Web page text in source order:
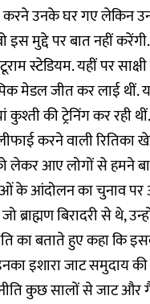
करने उनके घर गए लेकिन
इस मुद्दे पर बात नहीं करेंगी.
स्टेडियम. यहीं पर
मेडल जीत कर लाई थीं.
की ट्रेनिंग कर रही
करने वाली रितिका
लेकर आए लोगों से हमने
के आंदोलन का चुनाव पर
ब्राह्मण बिरादरी से थे,
का बताते हुए कहा कि
इशारा जाट समुदाय
कुछ सालों से जाट और